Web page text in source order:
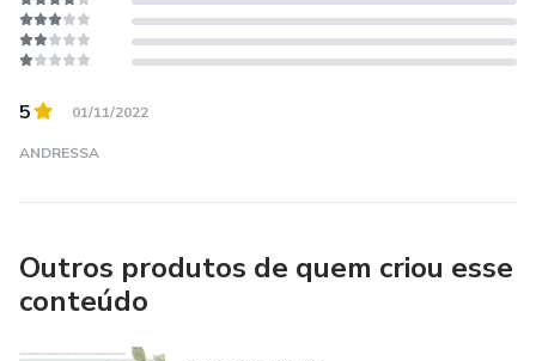
5 01/11/2022
ANDRESSA
Outros produtos de quem criou esse
conteúdo